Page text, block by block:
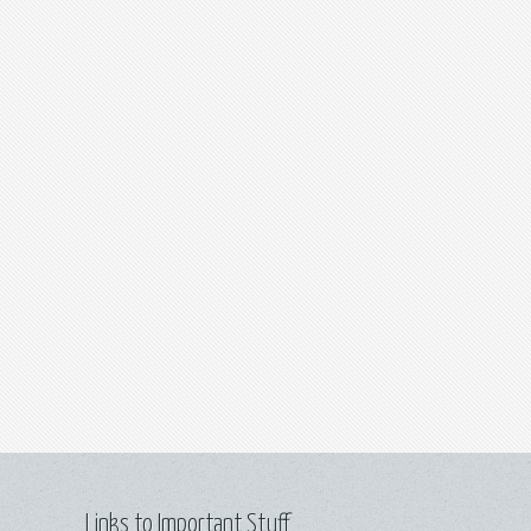
Links to Important Stuff